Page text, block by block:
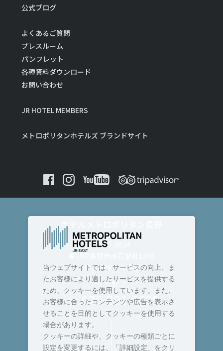
公式ブログ
よくあるご質問
プレスルーム
パンフレット
各種資料ダウンロード
お問い合わせ
JR HOTEL MEMBERS
メトロポリタンホテルズ ブランドサイト
ホテルメトロポリタン長野
〒380-0824
JR長野駅ビル直結
＜ 代表 ＞
TEL :026-291-7000
当ウェブサイトでは、サービスの向上、ま
たお客様により適したサービスを提供する
ため、クッキーを使用しています。また、
お客様に合ったコンテンツや広告を表示さ
せることを目的としてクッキーを使用する
場合があります。
クッキーの詳細や、クッキーの種類ごとに
設定を変更するには、「詳細設定」をクリ